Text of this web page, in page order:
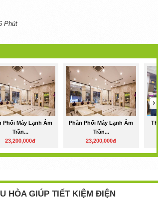
Phút
Phối Máy Lạnh Âm
Trần...
23,200,000đ
Phân Phối Máy Lạnh Âm
Trần...
23,200,000đ
HÒA GIÚP TIẾT KIỆM ĐIỆN